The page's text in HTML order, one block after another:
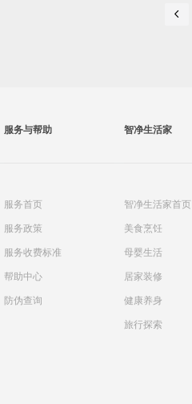
服务与帮助
服务首页
服务政策
服务收费标准
帮助中心
防伪查询
智净生活家
智净生活家首页
美食烹饪
母婴生活
居家装修
健康养身
旅行探索